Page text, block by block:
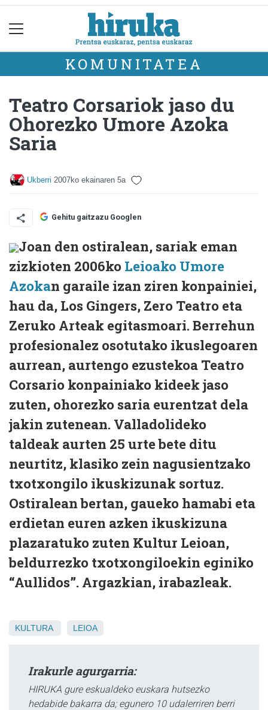
KOMUNITATEA
Teatro Corsariok jaso du
Ohorezko Umore Azoka
Saria
Ukberri 2007ko ekainaren 5a
Gehitu gaitzazu Googlen
Joan den ostiralean, sariak eman
zizkioten 2006ko Leioako Umore
Azokan garaile izan ziren konpainiei,
hau da, Los Gingers, Zero Teatro eta
Zeruko Arteak egitasmoari. Berrehun
profesionalez osotutako ikuslegoaren
aurrean, aurtengo ezustekoa Teatro
Corsario konpainiako kideek jaso
zuten, ohorezko saria eurentzat dela
jakin zutenean. Valladolideko
taldeak aurten 25 urte bete ditu
neurtitz, klasiko zein nagusientzako
txotxongilo ikuskizunak sortuz.
Ostiralean bertan, gaueko hamabi eta
erdietan euren azken ikuskizuna
plazaratuko zuten Kultur Leioan,
beldurrezko txotxongiloekin eginiko
“Aullidos”. Argazkian, irabazleak.
KULTURA LEIOA
Irakurle agurgarria:
HIRUKA gure eskualdeko euskara hutsezko
hedabide bakarra da; egunero 10 udalerriren berri